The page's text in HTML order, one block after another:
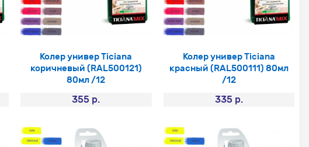
Колер универ Ticiana
коричневый (RAL500121)
80мл /12
355 р.
Колер универ Ticiana
красный (RAL500111) 80мл
/12
335 р.